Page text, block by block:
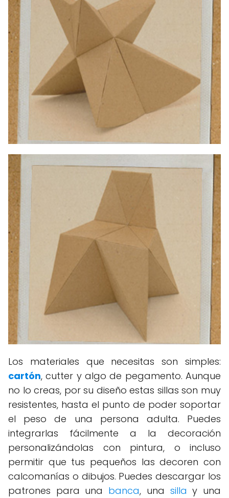
Los materiales que necesitas son simples:
cartón, cutter y algo de pegamento. Aunque
no lo creas, por su diseño estas sillas son muy
resistentes, hasta el punto de poder soportar
el peso de una persona adulta. Puedes
integrarlas fácilmente a la decoración
personalizándolas con pintura, o incluso
permitir que tus pequeños las decoren con
calcomanías o dibujos. Puedes descargar los
patrones para una banca, una sillay una